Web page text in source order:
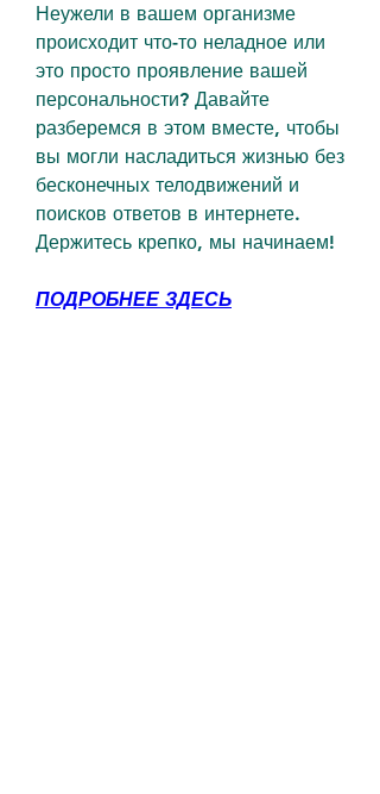
Неужели в вашем организме
происходит что-то неладное или
это просто проявление вашей
персональности? Давайте
разберемся в этом вместе, чтобы
вы могли насладиться жизнью без
бесконечных телодвижений и
поисков ответов в интернете.
Держитесь крепко, мы начинаем!
ПОДРОБНЕЕ ЗДЕСЬ